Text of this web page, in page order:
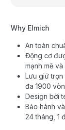
Why Elmich
An toàn
Động cơ
mạnh mẽ
Lưu giữ
đa 1900
Design bởi
Bảo hành
24 tháng, 1